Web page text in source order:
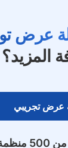
عرض
المزيد؟
عرض تجريبي